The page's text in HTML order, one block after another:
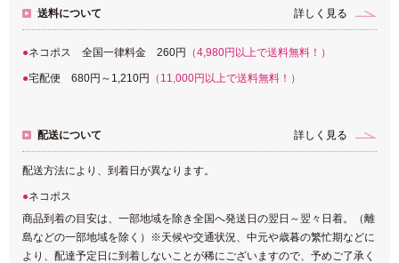
送料について 詳しく見る
ネコポス 全国一律料金 260円 （4,980円以上で送料無料！）
宅配便 680円～1,210円 （11,000円以上で送料無料！）
配送について 詳しく見る
配送方法により、到着日が異なります。
ネコポス
商品到着の目安は、一部地域を除き全国へ発送日の翌日～翌々日着。（離
島などの一部地域を除く）※天候や交通状況、中元や歳暮の繁忙期などに
より、配達予定日に到着しないことが稀にございますので、予めご了承く